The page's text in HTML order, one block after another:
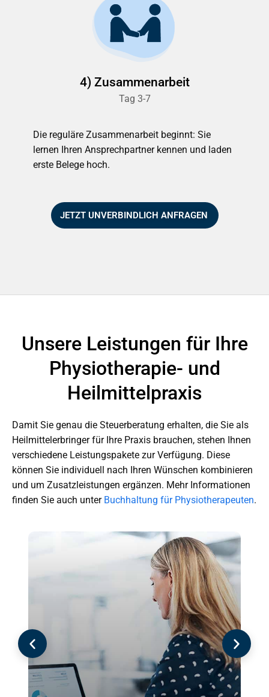
4) Zusammenarbeit
Tag 3-7
Die reguläre Zusammenarbeit beginnt: Sie
lernen Ihren Ansprechpartner kennen und laden
erste Belege hoch.
JETZT UNVERBINDLICH ANFRAGEN
Unsere Leistungen für Ihre
Physiotherapie- und
Heilmittelpraxis
Damit Sie genau die Steuerberatung erhalten, die Sie als
Heilmittelerbringer für Ihre Praxis brauchen, stehen Ihnen
verschiedene Leistungspakete zur Verfügung. Diese
können Sie individuell nach Ihren Wünschen kombinieren
und um Zusatzleistungen ergänzen. Mehr Informationen
finden Sie auch unter Buchhaltung für Physiotherapeuten.